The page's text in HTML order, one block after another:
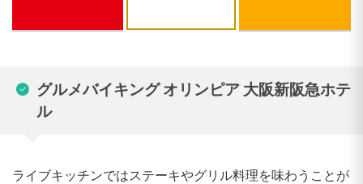
グルメバイキング オリンピア 大阪新阪急ホテ
ル
ライブキッチンではステーキやグリル料理を味わうことが